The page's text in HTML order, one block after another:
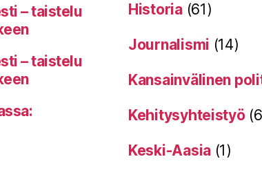
– taistelu
– taistelu
Historia(61)
Journalismi (14)
Kansainvälinen
Kehitysyhteistyö
Keski-Aasia (1)